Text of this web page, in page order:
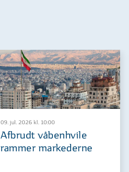
09. jul. 2026 kl. 10:00
Afbrudt våbenhvile
rammer markederne